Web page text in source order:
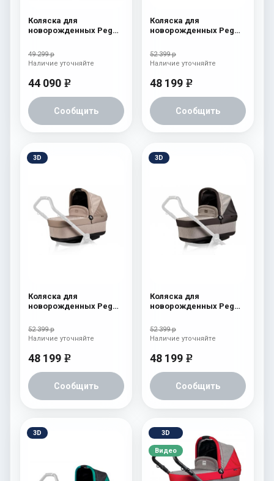
Коляска для
новорожденных Peg
Cream
49 299 р
44 090 e
Сообщить
Наличие уточняйте
Коляска для
новорожденных Peg
Pop-Up) Tulip
52 399 р
48 199 e
Сообщить
Наличие уточняйте
3D
Коляска для
новорожденных Peg
Pop-Up) Cream
52 399 р
48 199 e
Сообщить
Наличие уточняйте
3D
Коляска для
новорожденных Peg
Pop-Up) Atmosphere
52 399 р
48 199 e
Сообщить
Наличие уточняйте
3D 3D
Видео